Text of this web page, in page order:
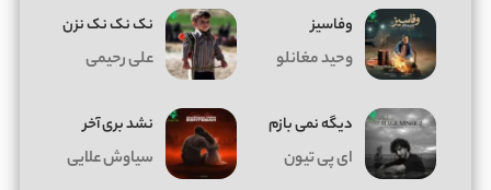
وفاسیز
وحید مغانلو
نک نک نک نزن
علی رحیمی
دیگه نمی بازم
ای پی تیون
نشد بری آخر
سیاوش علایی